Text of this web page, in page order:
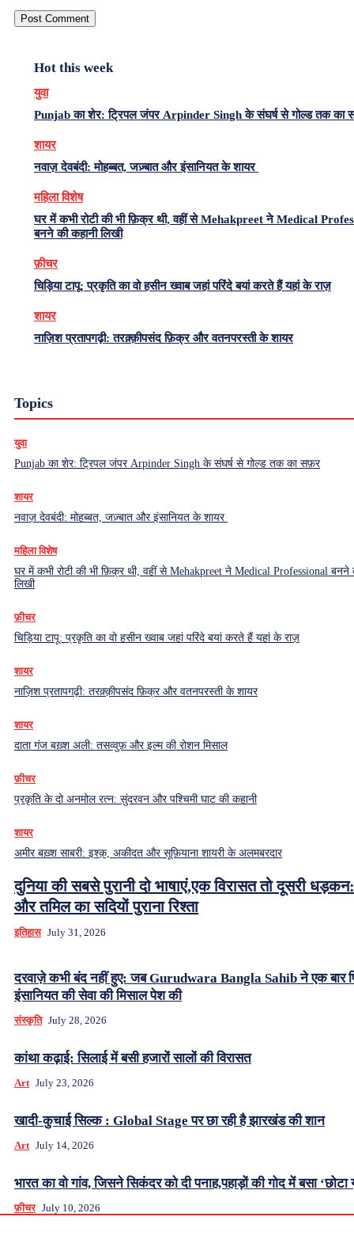
Hot this week
युवा
Punjab का शेर: ट्रिपल जंपर Arpinder Singh के संघर्ष से गोल्ड तक का
शायर
नवाज़ देवबंदी: मोहब्बत, जज़्बात और इंसानियत के शायर
महिला विशेष
घर में कभी रोटी की भी फ़िक्र थी, वहीं से Mehakpreet ने Medical
बनने की कहानी लिखी
फ़ीचर
चिड़िया टापू: प्रकृति का वो हसीन ख्वाब जहां परिंदे बयां करते हैं यहां के राज़
शायर
नाज़िश प्रतापगढ़ी: तरक़्क़ीपसंद फ़िक्र और वतनपरस्ती के शायर
Topics
युवा
Punjab का शेर: ट्रिपल जंपर Arpinder Singh के संघर्ष से गोल्ड तक का सफ़र
शायर
नवाज़ देवबंदी: मोहब्बत, जज़्बात और इंसानियत के शायर
महिला विशेष
घर में कभी रोटी की भी फ़िक्र थी, वहीं से Mehakpreet ने Medical Professional बनने
लिखी
फ़ीचर
चिड़िया टापू: प्रकृति का वो हसीन ख्वाब जहां परिंदे बयां करते हैं यहां के राज़
शायर
नाज़िश प्रतापगढ़ी: तरक़्क़ीपसंद फ़िक्र और वतनपरस्ती के शायर
शायर
दाता गंज बख़्श अली: तसव्वुफ़ और इल्म की रोशन मिसाल
फ़ीचर
प्रकृति के दो अनमोल रत्न: सुंदरवन और पश्चिमी घाट की कहानी
शायर
अमीर बख़्श साबरी: इश्क़, अकीदत और सूफ़ियाना शायरी के अलमबरदार
दुनिया की सबसे पुरानी दो भाषाएं,एक विरासत तो दूसरी
और तमिल का सदियों पुराना रिश्ता
इतिहास July 31, 2026
दरवाज़े कभी बंद नहीं हुए: जब Gurudwara Bangla Sahib ने एक बार
इंसानियत की सेवा की मिसाल पेश की
संस्कृति July 28, 2026
कांथा कढ़ाई: सिलाई में बसी हजारों सालों की विरासत
Art July 23, 2026
खादी-कुचाई सिल्क : Global Stage पर छा रही है झारखंड की शान
Art July 14, 2026
भारत का वो गांव, जिसने सिकंदर को दी पनाह,पहाड़ों की गोद में बसा ‘छोटा
फ़ीचर July 10, 2026